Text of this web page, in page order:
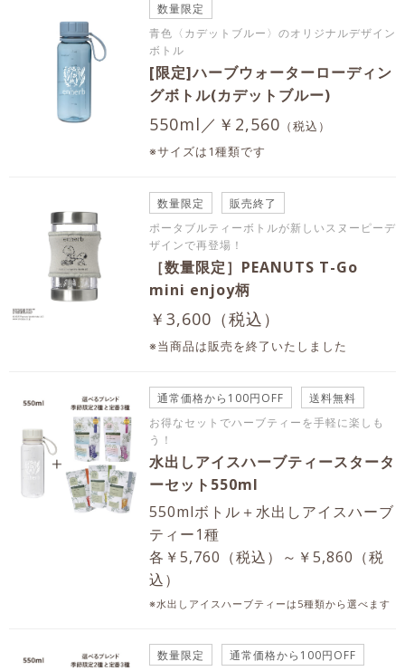
数量限定
青色〈カデットブルー〉のオリジナルデザイン
ボトル
[限定]ハーブウォーターローディン
グボトル(カデットブルー)
550ml／￥2,560 （税込）
※サイズは1種類です
数量限定
販売終了
ポータブルティーボトルが新しいスヌーピーデ
ザインで再登場！
［数量限定］PEANUTS T-Go
mini enjoy柄
￥3,600（税込）
※当商品は販売を終了いたしました
通常価格から100円OFF
送料無料
お得なセットでハーブティーを手軽に楽しも
う！
水出しアイスハーブティースタータ
ーセット550ml
550mlボトル＋水出しアイスハーブ
ティー1種
各￥5,760（税込）～￥5,860（税
込）
※水出しアイスハーブティーは5種類から選べます
数量限定
通常価格から100円OFF